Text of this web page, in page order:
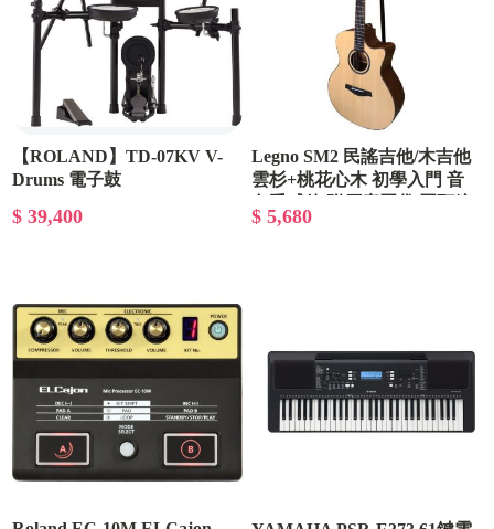
【ROLAND】TD-07KV V-
Drums 電子鼓
$ 39,400
Legno SM2 民謠吉他/木吉他
雲杉+桃花心木 初學入門 音
木邊 全琴鑲木邊邊條
$ 5,680